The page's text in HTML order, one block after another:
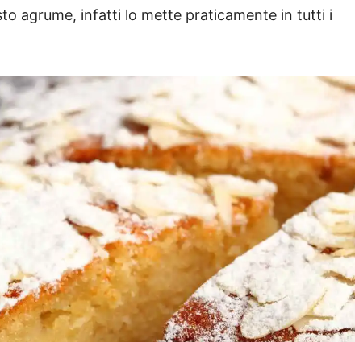
agrume, infatti lo mette praticamente in tutti i